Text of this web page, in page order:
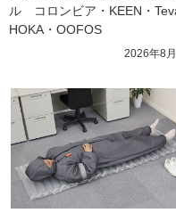
ル　コロンビア・KEEN・
HOKA・OOFOS
2026年8